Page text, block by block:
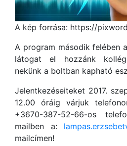
A kép forrása: https://
A program második felében
látogat el hozzánk
nekünk a boltban kapható
Jelentkezéseiteket 2017.
12.00 óráig várjuk
+3670-387-52-66-os
mailben a:
mailcímen!